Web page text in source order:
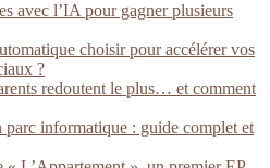
avec l’IA pour gagner plusieurs
choisir pour accélérer vos
?
redoutent le plus… et comment
parc informatique : guide complet et